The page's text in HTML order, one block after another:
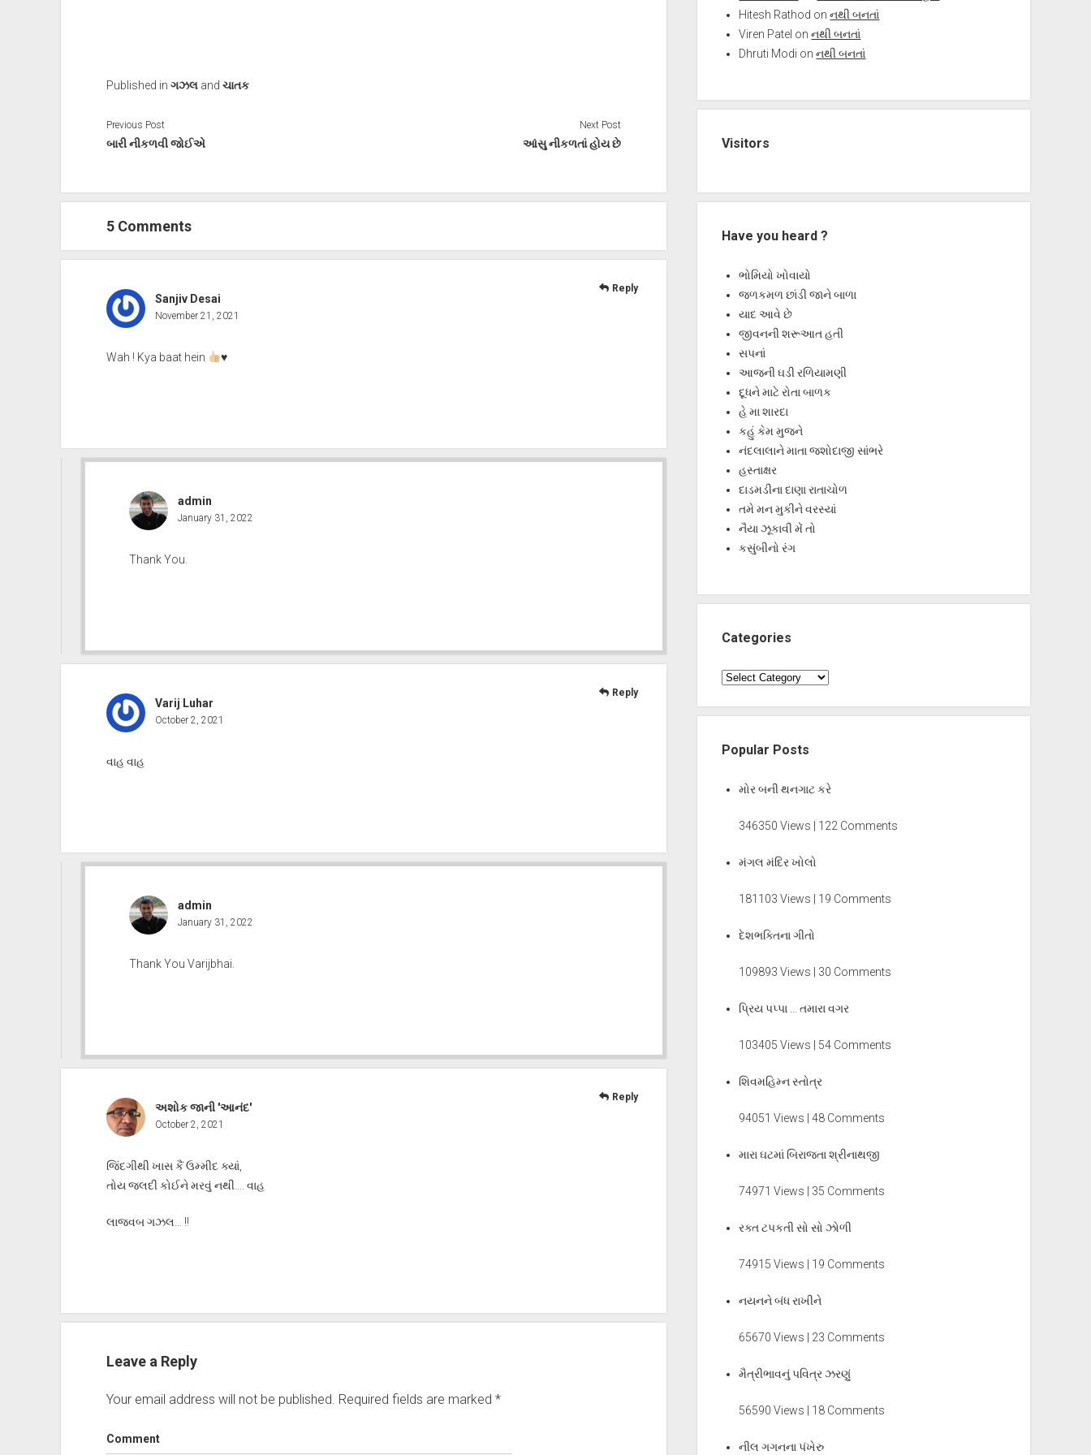
Published in ગઝલand ચાતક
Previous Post
બારી નીકળવી જોઈએ
Next Post
આંસુ નીકળતાં હોય છે
5 Comments
Sanjiv Desai
November 21, 2021
Wah ! Kya baat hein ♥️
Reply
admin
January 31, 2022
Thank You.
Varij Luhar
October 2, 2021
વાહ વાહ
Reply
admin
January 31, 2022
Thank You Varijbhai.
અશોક જાની 'આનંદ'
October 2, 2021
જિંદગીથી ખાસ કૈં ઉમ્મીદ ક્યાં,
તોય જલદી કોઈને મરવું નથી…. વાહ
લાજવબ ગઝલ… !!
Reply
Leave a Reply
Your email address will not be published. Required fields are marked *
Comment
Hitesh Rathod onનથી બનતાં
Viren Patel onનથી બનતાં
Dhruti Modi onનથી બનતાં
Visitors
Have you heard ?
ભોમિયો ખોવાયો
જળકમળ છાંડી જાને બાળા
યાદ આવે છે
જીવનની શરૂઆત હતી
સપનાં
આજની ઘડી રળિયામણી
દૂધને માટે રોતા બાળક
હે મા શારદા
કહું કેમ મુજને
નંદલાલાને માતા જશોદાજી સાંભરે
હસ્તાક્ષર
દાડમડીના દાણા રાતાચોળ
તમે મન મુકીને વરસ્યાં
નૈયા ઝૂકાવી મેં તો
કસુંબીનો રંગ
Categories
Categories
Popular Posts
મોર બની થનગાટ કરે
346350 Views | 122 Comments
મંગલ મંદિર ખોલો
181103 Views | 19 Comments
દેશભક્તિના ગીતો
109893 Views | 30 Comments
પ્રિય પપ્પા … તમારા વગર
103405 Views | 54 Comments
શિવમહિમ્ન સ્તોત્ર
94051 Views | 48 Comments
મારા ઘટમાં બિરાજતા શ્રીનાથજી
74971 Views | 35 Comments
રક્ત ટપકતી સો સો ઝોળી
74915 Views | 19 Comments
નયનને બંધ રાખીને
65670 Views | 23 Comments
મૈત્રીભાવનું પવિત્ર ઝરણું
56590 Views | 18 Comments
નીલ ગગનના પંખેરુ